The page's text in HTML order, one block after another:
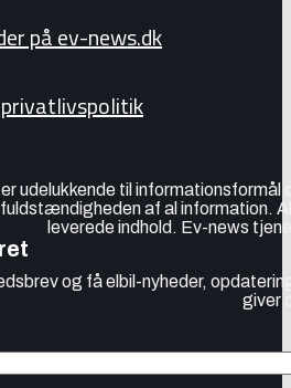
på ev-news.dk
udelukkende til
af al information.
leverede indhold. Ev-news
og få elbil-nyheder,
giver